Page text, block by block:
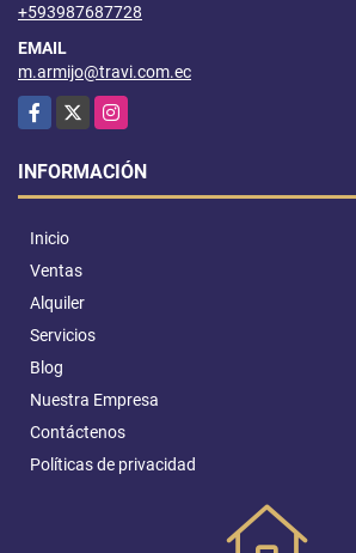
+593987687728
EMAIL
m.armijo@travi.com.ec
Facebook
X Instagram
INFORMACIÓN
Inicio
Ventas
Alquiler
Servicios
Blog
Nuestra Empresa
Contáctenos
Políticas de privacidad